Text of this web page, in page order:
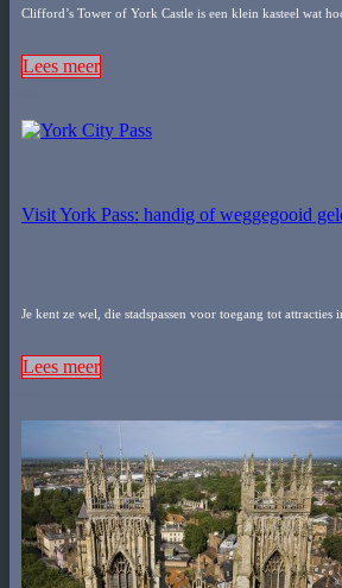
Clifford’s Tower of York Castle is een klein kasteel wat
Lees meer
Visit York Pass: handig of weggegooid
Je kent ze wel, die stadspassen voor toegang tot attracties
Lees meer